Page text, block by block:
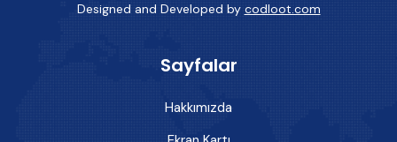
Designed and Developed by codloot.com
Sayfalar
Hakkımızda